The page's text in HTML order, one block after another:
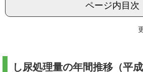
ページ内目次
し尿処理量の年間推移（平